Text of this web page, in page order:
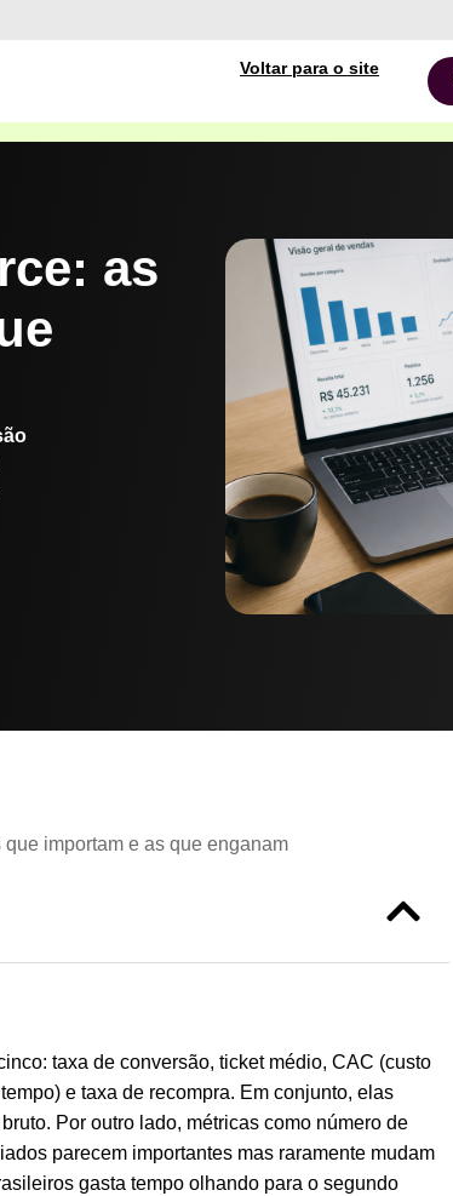
Voltar para o site
as
importam e as que enganam
taxa de conversão, ticket médio, CAC (custo
e taxa de recompra. Em conjunto, elas
Por outro lado, métricas como número de
parecem importantes mas raramente mudam
gasta tempo olhando para o segundo